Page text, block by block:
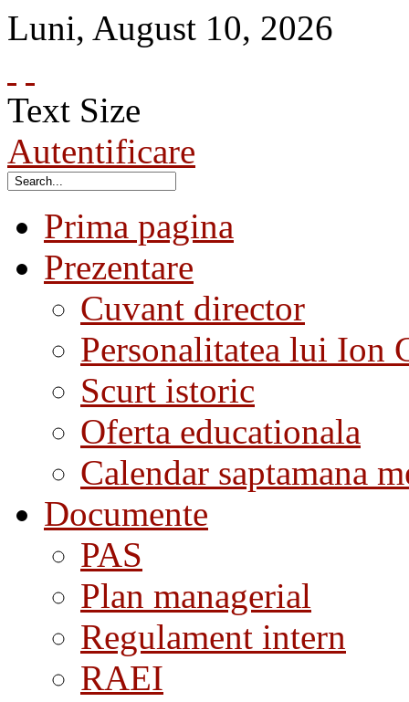
Luni, August 10, 2026
Text Size
Autentificare
Prima pagina
Prezentare
Cuvant director
Personalitatea lui Ion
Scurt istoric
Oferta educationala
Calendar saptamana
Documente
PAS
Plan managerial
Regulament intern
RAEI